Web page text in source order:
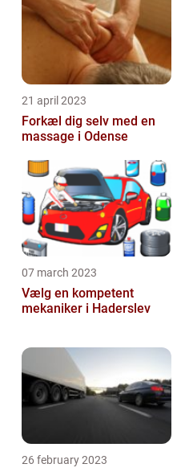
21 april 2023
Forkæl dig selv med en
massage i Odense
07 march 2023
Vælg en kompetent
mekaniker i Haderslev
26 february 2023